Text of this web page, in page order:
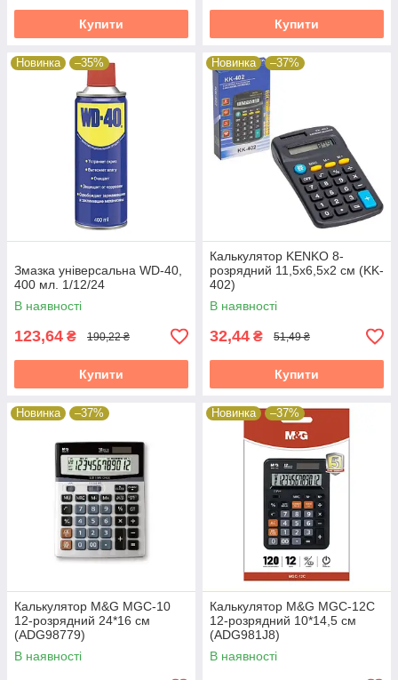
Купити Купити
Новинка –35%
Змазка універсальна WD-40,
400 мл. 1/12/24
В наявності
123,64 ₴ 190,22 ₴
Купити
Новинка –37%
Калькулятор KENKO 8-
розрядний 11,5х6,5х2 см (KK-
402)
В наявності
32,44 ₴ 51,49 ₴
Купити
Новинка –37%
Калькулятор M&G MGC-10
12-розрядний 24*16 см
(ADG98779)
В наявності
Новинка –37%
Калькулятор M&G MGC-12C
12-розрядний 10*14,5 см
(ADG981J8)
В наявності